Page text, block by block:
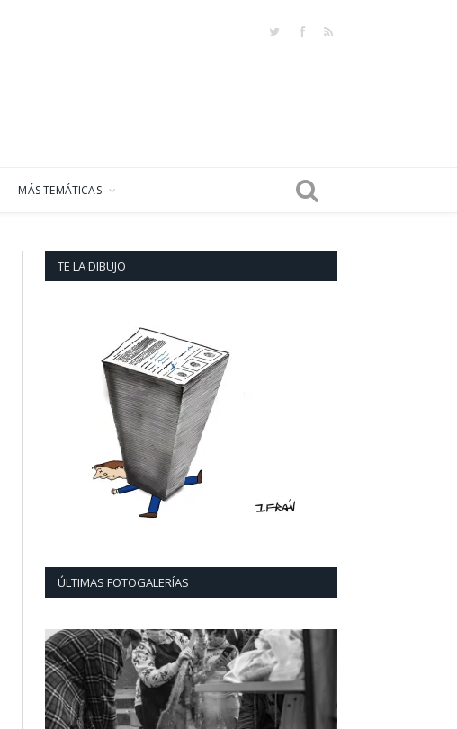
TwitterFacebook
RSS
MÁS TEMÁTICAS
TE LA DIBUJO
ÚLTIMAS FOTOGALERÍAS